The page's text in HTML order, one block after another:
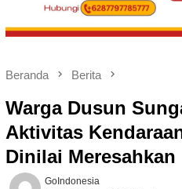
Beranda Berita
Warga Dusun
Aktivitas
Dinilai Meresahkan
GoIndonesia